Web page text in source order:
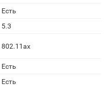
Есть
5.3
802.11ax
Есть
Есть